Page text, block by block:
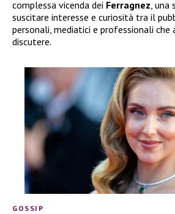
complessa vicenda dei Ferragnez ,
suscitare interesse e curiosità tra il
personali, mediatici e professionali che
discutere.
GOSSIP